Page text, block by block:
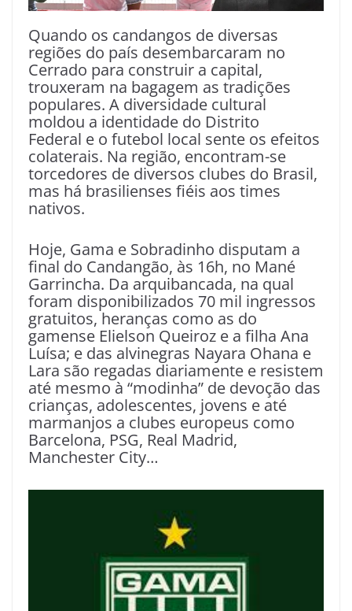
Quando os candangos de diversas
regiões do país desembarcaram no
Cerrado para construir a capital,
trouxeram na bagagem as tradições
populares. A diversidade cultural
moldou a identidade do Distrito
Federal e o futebol local sente os efeitos
colaterais. Na região, encontram-se
torcedores de diversos clubes do Brasil,
mas há brasilienses fiéis aos times
nativos.
Hoje, Gama e Sobradinho disputam a
final do Candangão, às 16h, no Mané
Garrincha. Da arquibancada, na qual
foram disponibilizados 70 mil ingressos
gratuitos, heranças como as do
gamense Elielson Queiroz e a filha Ana
Luísa; e das alvinegras Nayara Ohana e
Lara são regadas diariamente e resistem
até mesmo à “modinha” de devoção das
crianças, adolescentes, jovens e até
marmanjos a clubes europeus como
Barcelona, PSG, Real Madrid,
Manchester City…